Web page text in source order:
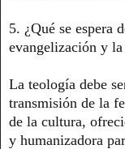
5. ¿Qué se espera
evangelización y
La teología debe
transmisión de la
de la cultura,
y humanizadora